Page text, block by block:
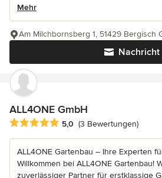
Mehr
Nachricht
Am Milchbornsberg 1, 51429 Bergisch
ALL4ONE GmbH
Durchschnittliche Bewertung: 5 von 5
5,0 (3 Bewertungen)
ALL4ONE Gartenbau – Ihre Experten
Willkommen bei ALL4ONE Gartenbau!
zuverlässiger Partner für erstklassige